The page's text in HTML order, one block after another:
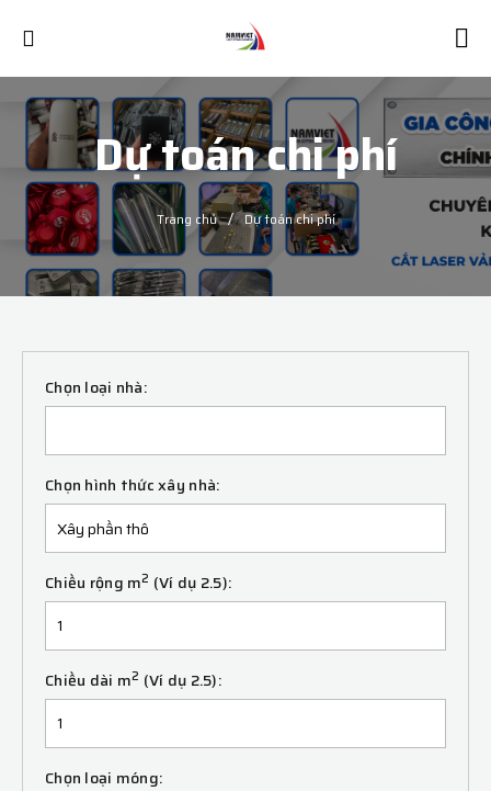
Dự toán chi phí
Trang chủ / Dự toán chi phí
Chọn loại nhà:
Chọn hình thức xây nhà:
Chiều rộng m2 (Ví dụ 2.5):
Chiều dài m2 (Ví dụ 2.5):
Chọn loại móng: